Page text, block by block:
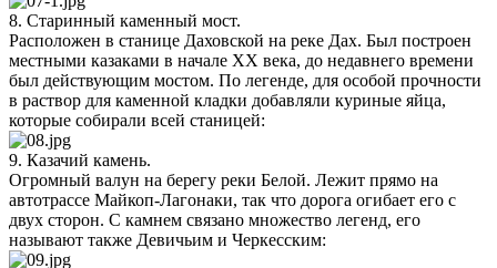
8. Старинный каменный мост.
Расположен в станице Даховской на реке Дах. Был построен
местными казаками в начале ХХ века, до недавнего времени
был действующим мостом. По легенде, для особой прочности
в раствор для каменной кладки добавляли куриные яйца,
которые собирали всей станицей:
9. Казачий камень.
Огромный валун на берегу реки Белой. Лежит прямо на
автотрассе Майкоп-Лагонаки, так что дорога огибает его с
двух сторон. С камнем связано множество легенд, его
называют также Девичьим и Черкесским: